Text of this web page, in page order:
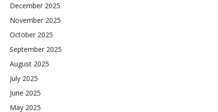
December 2025
November 2025
October 2025
September 2025
August 2025
July 2025
June 2025
May 2025